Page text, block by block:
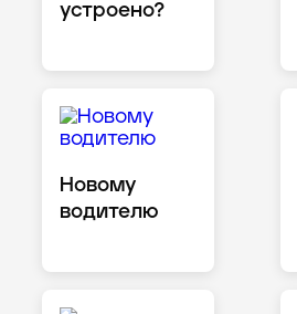
устроено?
Новому
водителю